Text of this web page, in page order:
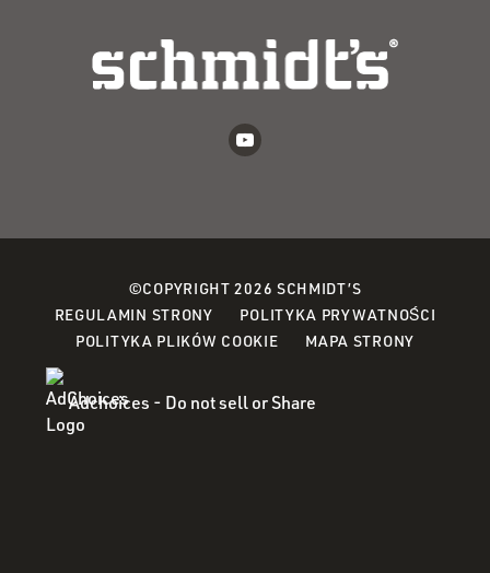
©COPYRIGHT 2026 SCHMIDT’S
REGULAMIN STRONY
POLITYKA PRYWATNOŚCI
POLITYKA PLIKÓW COOKIE(OPENS
A
MAPA STRONY
Adchoices - Do not sell or Share